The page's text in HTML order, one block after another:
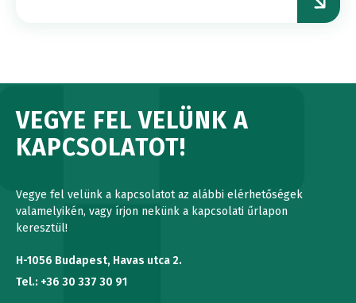
VEGYE FEL VELÜNK A
KAPCSOLATOT!
Vegye fel velünk a kapcsolatot az alábbi elérhetőségek
valamelyikén, vagy írjon nekünk a kapcsolati űrlapon
keresztül!
H-1056 Budapest, Havas utca 2.
Tel.: +36 30 337 30 91